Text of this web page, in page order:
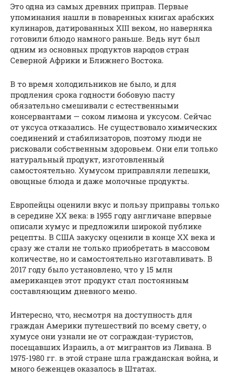
Это одна из самых древних приправ. Первые
упоминания нашли в поваренных книгах арабских
кулинаров, датированных XIII веком, но наверняка
готовили блюдо намного раньше. Ведь нут был
одним из основных продуктов народов стран
Северной Африки и Ближнего Востока.
В то время холодильников не было, и для
продления срока годности бобовую пасту
обязательно смешивали с естественными
консервантами — соком лимона и уксусом. Сейчас
от уксуса отказались. Не существовало химических
соединений и стабилизаторов, поэтому люди не
рисковали собственным здоровьем. Они ели только
натуральный продукт, изготовленный
самостоятельно. Хумусом приправляли лепешки,
овощные блюда и даже молочные продукты.
Европейцы оценили вкус и пользу приправы только
в середине ХХ века: в 1955 году англичане впервые
описали хумус и предложили широкой публике
рецепты. В США закуску оценили в конце ХХ века и
сразу же стали не только приобретать в массовом
количестве, но и самостоятельно изготавливать. В
2017 году было установлено, что у 15 млн
американцев этот продукт стал постоянным
составляющим дневного меню.
Интересно, что, несмотря на доступность для
граждан Америки путешествий по всему свету, о
хумусе они узнали не от сограждан-туристов,
посещавших Израиль, а от мигрантов из Ливана. В
1975-1980 гг. в этой стране шла гражданская война, и
много беженцев оказалось в Штатах.